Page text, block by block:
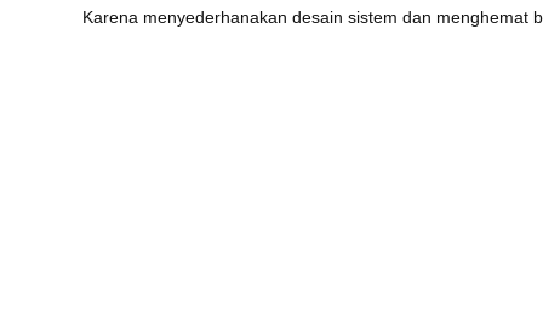
Karena menyederhanakan desain sistem dan menghemat